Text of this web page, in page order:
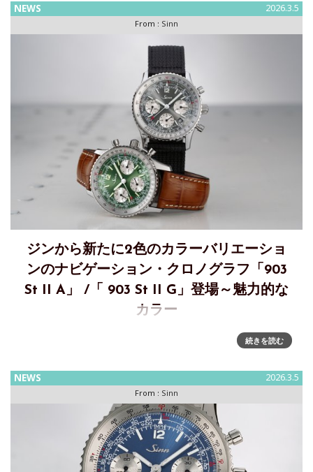
ンを融合したクロノグラフとして開発されました。サブダイ
NEWS 2026.3.5
From : Sinn
ジンから新たに2色のカラーバリエーショ
ンのナビゲーション・クロノグラフ「903
St II A」 /「 903 St II G」登場～魅力的な
カラー
新作「903 St II A」 /「 903 St II G」～魅力的なカラー新た
な2色のカラーバリエーションと1つの技術的特徴。ナビゲー
続きを読む
NEWS 2026.3.5
From : Sinn